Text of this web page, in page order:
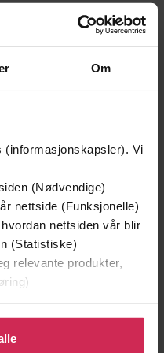
Om
(informasjonskapsler). Vi
(Nødvendige)
nettside (Funksjonelle)
nettsiden vår blir
(Statistiske)
relevante produkter,
ditt samtykke til å
Du kan også
249,-